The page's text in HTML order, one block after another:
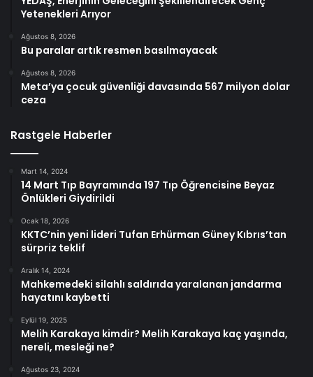
Yetenekleri Arıyor
Ağustos 8, 2026
Bu paralar artık resmen basılmayacak
Ağustos 8, 2026
Meta’ya çocuk güvenliği davasında 567 milyon dolar
ceza
Rastgele Haberler
Mart 14, 2024
14 Mart Tıp Bayramında 197 Tıp Öğrencisine Beyaz
Önlükleri Giydirildi
Ocak 18, 2026
KKTC’nin yeni lideri Tufan Erhürman Güney Kıbrıs’tan
sürpriz teklif
Aralık 14, 2024
Mahkemedeki silahlı saldırıda yaralanan jandarma
hayatını kaybetti
Eylül 19, 2025
Melih Karakaya kimdir? Melih Karakaya kaç yaşında,
nereli, mesleği ne?
Ağustos 23, 2024